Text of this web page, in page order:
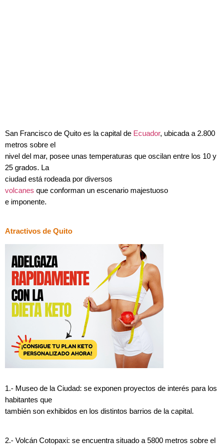
San Francisco de Quito es la capital de Ecuador, ubicada a 2.800
metros sobre el
nivel del mar, posee unas temperaturas que oscilan entre los 10 y
25 grados. La
ciudad está rodeada por diversos
volcanes que conforman un escenario majestuoso
e imponente.
Atractivos de Quito
1.- Museo de la Ciudad: se exponen proyectos de interés para los
habitantes que
también son exhibidos en los distintos barrios de la capital.
2.- Volcán Cotopaxi: se encuentra situado a 5800 metros sobre el